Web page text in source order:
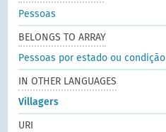
Pessoas
BELONGS TO ARRAY
Pessoas por estado ou condição
IN OTHER LANGUAGES
Villagers
URI